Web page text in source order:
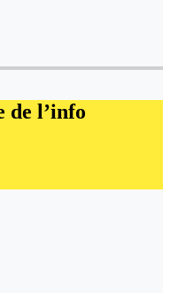
de l’info